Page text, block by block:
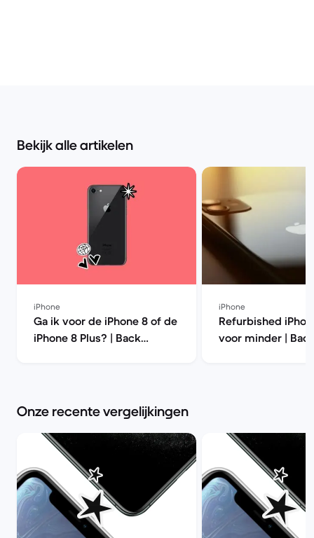
Bekijk alle artikelen
iPhone
Ga ik voor de iPhone 8 of de
iPhone 8 Plus? | Back
iPhone
Refurbished
voor minder |
Onze recente vergelijkingen